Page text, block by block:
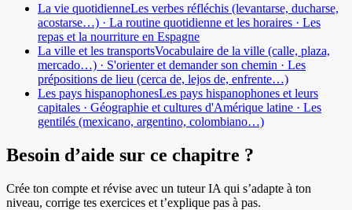
La vie quotidienneLes verbes réfléchis (levantarse, ducharse,
acostarse…) · La routine quotidienne et les horaires · Les
repas et la nourriture en Espagne
La ville et les transportsVocabulaire de la ville (calle, plaza,
mercado…) · S'orienter et demander son chemin · Les
prépositions de lieu (cerca de, lejos de, enfrente…)
Les pays hispanophonesLes pays hispanophones et leurs
capitales · Géographie et cultures d'Amérique latine · Les
gentilés (mexicano, argentino, colombiano…)
Besoin d’aide sur ce chapitre ?
Crée ton compte et révise avec un tuteur IA qui s’adapte à ton
niveau, corrige tes exercices et t’explique pas à pas.